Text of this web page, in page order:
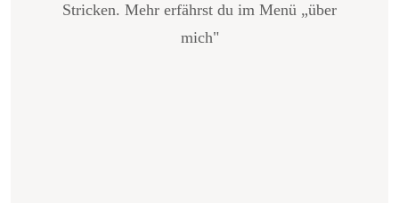
Stricken. Mehr erfährst du im Menü „über
mich"